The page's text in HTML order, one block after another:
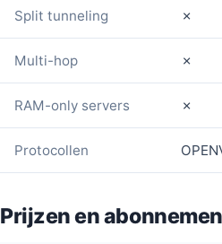
Split tunneling ✗
Multi-hop ✗
RAM-only servers ✗
Protocollen
Prijzen en